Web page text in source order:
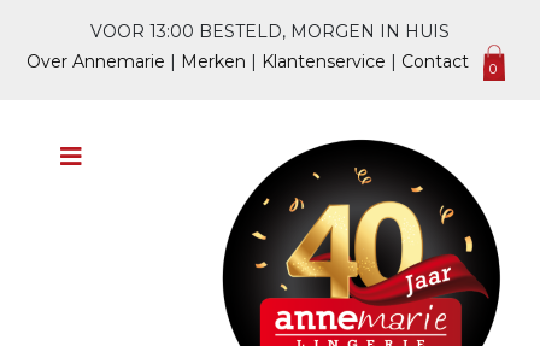
VOOR 13:00 BESTELD, MORGEN IN HUIS
Over Annemarie | Merken | Klantenservice | Contact 0